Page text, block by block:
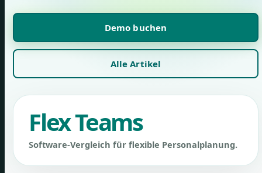
Demo buchen
Alle Artikel
Flex Teams
Software-Vergleich für flexible Personalplanung.